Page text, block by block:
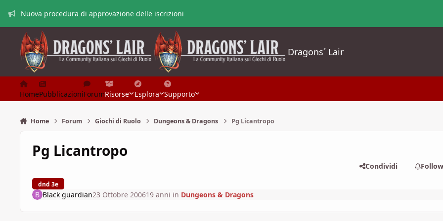
Nuova procedura di approvazione delle iscrizioni
Dragons´ Lair
HomePubblicazioniForumRisorse Esplora Supporto
Home Forum Giochi di Ruolo Dungeons & Dragons Pg Licantropo
Pg Licantropo
dnd 3e
Condividi
Black guardian23 Ottobre 200619 anni in Dungeons & Dragons